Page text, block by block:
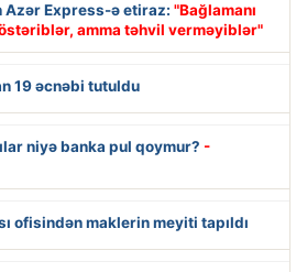
Azər Express-ə etiraz: "Bağlamanı
amma təhvil verməyiblər"
19 əcnəbi tutuldu
niyə banka pul qoymur? -
ofisindən maklerin meyiti tapıldı